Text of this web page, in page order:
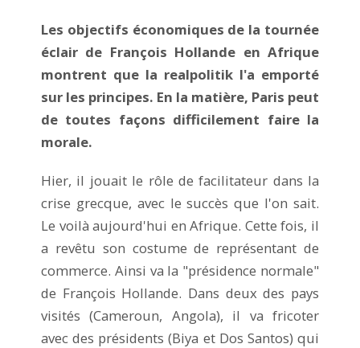
Les objectifs économiques de la tournée
éclair de François Hollande en Afrique
montrent que la realpolitik l'a emporté
sur les principes. En la matière, Paris peut
de toutes façons difficilement faire la
morale.
Hier, il jouait le rôle de facilitateur dans la
crise grecque, avec le succès que l'on sait.
Le voilà aujourd'hui en Afrique. Cette fois, il
a revêtu son costume de représentant de
commerce. Ainsi va la "présidence normale"
de François Hollande. Dans deux des pays
visités (Cameroun, Angola), il va fricoter
avec des présidents (Biya et Dos Santos) qui